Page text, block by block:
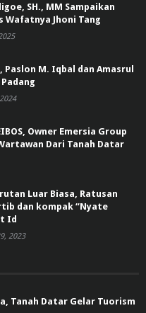
SH., MM Sampaikan
Wafatnya Jhoni Tang
Paslon M. Iqbal dan Amasrul
Owner Emersia Group
Dari Tanah Datar
Luar Biasa, Ratusan
dan kompak “Nyate
Id
2023
Tanah Datar Gelar Tuorism